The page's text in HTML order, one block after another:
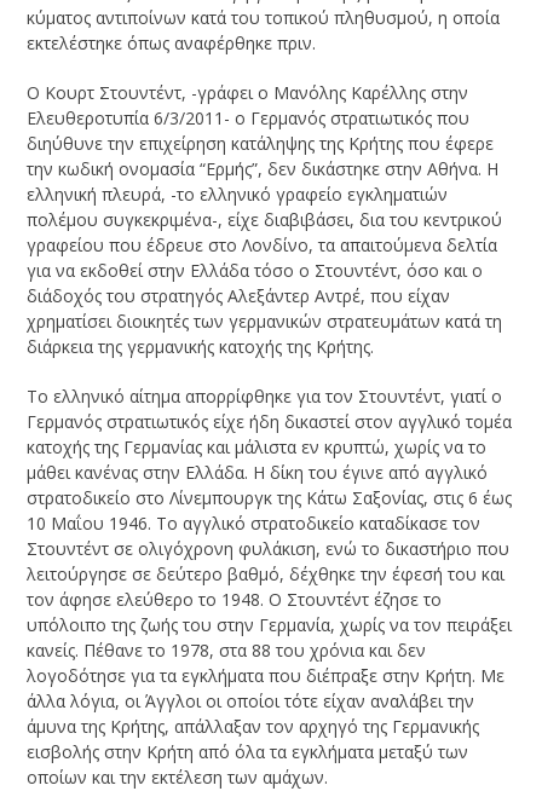
κύματος αντιποίνων κατά του τοπικού πληθυσμού, η οποία
εκτελέστηκε όπως αναφέρθηκε πριν.
Ο Κουρτ Στουντέντ, -γράφει ο Μανόλης Καρέλλης στην
Ελευθεροτυπία 6/3/2011- ο Γερμανός στρατιωτικός που
διηύθυνε την επιχείρηση κατάληψης της Κρήτης που έφερε
την κωδική ονομασία “Ερμής”, δεν δικάστηκε στην Αθήνα. Η
ελληνική πλευρά, -το ελληνικό γραφείο εγκληματιών
πολέμου συγκεκριμένα-, είχε διαβιβάσει, δια του κεντρικού
γραφείου που έδρευε στο Λονδίνο, τα απαιτούμενα δελτία
για να εκδοθεί στην Ελλάδα τόσο ο Στουντέντ, όσο και ο
διάδοχός του στρατηγός Αλεξάντερ Αντρέ, που είχαν
χρηματίσει διοικητές των γερμανικών στρατευμάτων κατά τη
διάρκεια της γερμανικής κατοχής της Κρήτης.
Το ελληνικό αίτημα απορρίφθηκε για τον Στουντέντ, γιατί ο
Γερμανός στρατιωτικός είχε ήδη δικαστεί στον αγγλικό τομέα
κατοχής της Γερμανίας και μάλιστα εν κρυπτώ, χωρίς να το
μάθει κανένας στην Ελλάδα. Η δίκη του έγινε από αγγλικό
στρατοδικείο στο Λίνεμπουργκ της Κάτω Σαξονίας, στις 6 έως
10 Μαΐου 1946. Το αγγλικό στρατοδικείο καταδίκασε τον
Στουντέντ σε ολιγόχρονη φυλάκιση, ενώ το δικαστήριο που
λειτούργησε σε δεύτερο βαθμό, δέχθηκε την έφεσή του και
τον άφησε ελεύθερο το 1948. Ο Στουντέντ έζησε το
υπόλοιπο της ζωής του στην Γερμανία, χωρίς να τον πειράξει
κανείς. Πέθανε το 1978, στα 88 του χρόνια και δεν
λογοδότησε για τα εγκλήματα που διέπραξε στην Κρήτη. Με
άλλα λόγια, οι Άγγλοι οι οποίοι τότε είχαν αναλάβει την
άμυνα της Κρήτης, απάλλαξαν τον αρχηγό της Γερμανικής
εισβολής στην Κρήτη από όλα τα εγκλήματα μεταξύ των
οποίων και την εκτέλεση των αμάχων.